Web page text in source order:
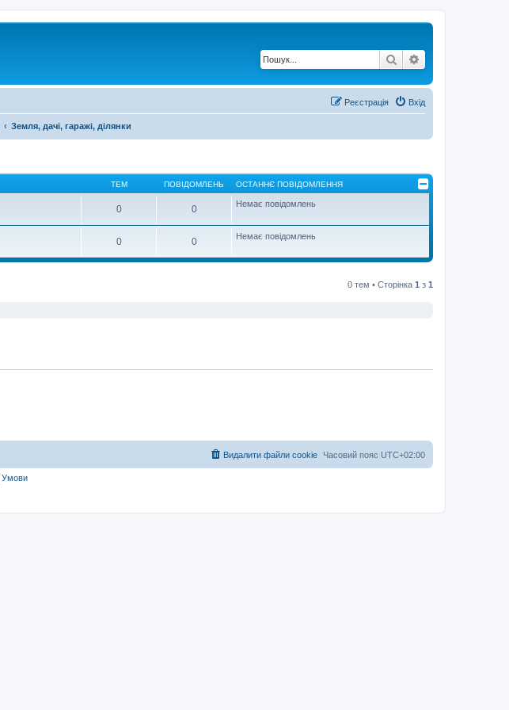
Пошук
Вхід
Реєстрація
Земля, дачі, гаражі, ділянки
ТЕМ ПОВІДОМЛЕНЬ ОСТАННЄ ПОВІДОМЛЕННЯ
0 0 Немає повідомлень
0 0 Немає повідомлень
0 тем • Сторінка 1 з 1
Часовий пояс UTC+02:00
Видалити файли cookie
Умови